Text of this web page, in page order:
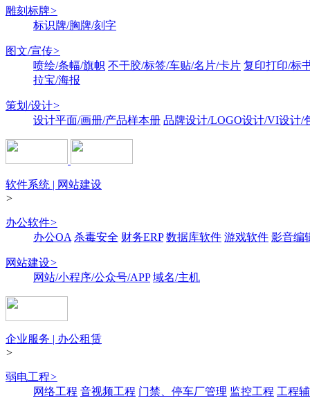
雕刻标牌>
标识牌/胸牌/刻字
图文/宣传>
喷绘/条幅/旗帜 不干胶/标签/车贴/名片/卡片 复印打印/标
拉宝/海报
策划/设计>
设计平面/画册/产品样本册 品牌设计/LOGO设计/VI设计/
软件系统 | 网站建设
>
办公软件>
办公OA 杀毒安全 财务ERP 数据库软件 游戏软件 影音编
网站建设>
网站/小程序/公众号/APP 域名/主机
企业服务 | 办公租赁
>
弱电工程>
网络工程 音视频工程 门禁、停车厂管理 监控工程 工程